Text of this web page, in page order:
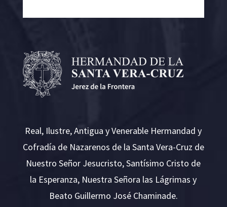
Real, Ilustre, Antigua y Venerable Hermandad y
Cofradía de Nazarenos de la Santa Vera-Cruz de
Nuestro Señor Jesucristo, Santísimo Cristo de
la Esperanza, Nuestra Señora las Lágrimas y
Beato Guillermo José Chaminade.